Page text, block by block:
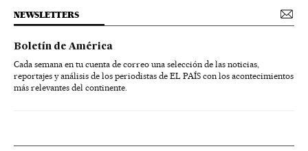
NEWSLETTERS
Boletín de América
Cada semana en tu cuenta de correo una selección de las noticias,
reportajes y análisis de los periodistas de EL PAÍS con los acontecimientos
más relevantes del continente.